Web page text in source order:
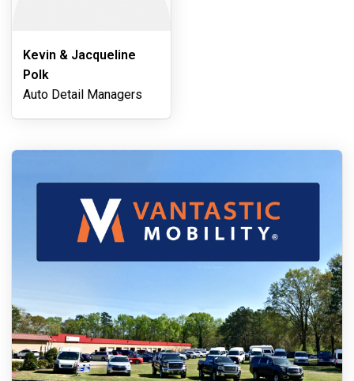
Kevin & Jacqueline
Polk
Auto Detail Managers